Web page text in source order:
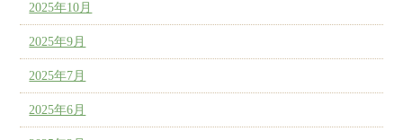
2025年10月
2025年9月
2025年7月
2025年6月